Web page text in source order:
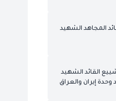
المجاهد الشهيد
القائد الشهيد
إيران والعراق